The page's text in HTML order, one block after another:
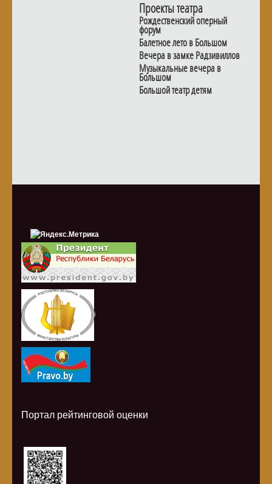
Проекты театра
Рождественский оперный
форум
Балетное лето в Большом
Вечера в замке Радзивиллов
Музыкальные вечера в
Большом
Большой театр детям
i
Портал рейтинговой оценки